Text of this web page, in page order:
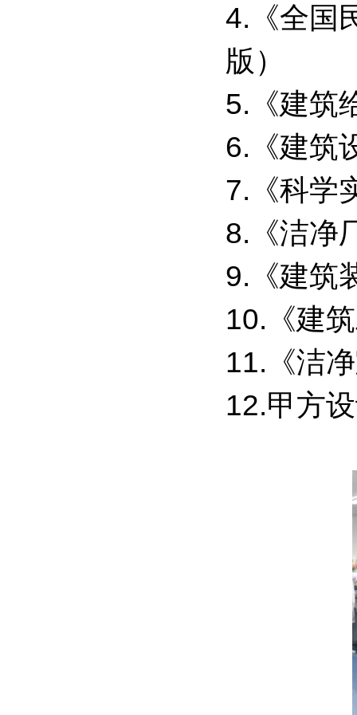
4.《全国
版）
5.《建筑
6.《建筑
7.《科学
8.《洁净
9.《建筑
10.《建
11.《洁
12.甲方